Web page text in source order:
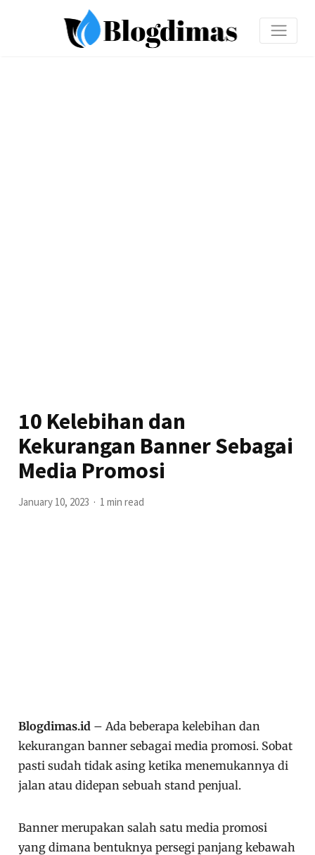
10 Kelebihan dan
Kekurangan Banner Sebagai
Media Promosi
January 10, 2023 1 min read
Blogdimas.id – Ada beberapa kelebihan dan
kekurangan banner sebagai media promosi. Sobat
pasti sudah tidak asing ketika menemukannya di
jalan atau didepan sebuah stand penjual.
Banner merupakan salah satu media promosi
yang dimana bentuknya persegi panjang kebawah